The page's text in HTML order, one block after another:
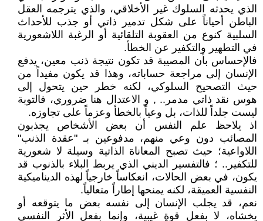
الذي يحدثه السلوك غير الأخلاقي، والذي يترجمه العقل
الباطن أحياناً على شكل تدمير ذاتي أو جذب للأحداث
السلبية كنوع من العقوبة التلقائية أو الرغبة اللاشعورية
في التطهير والتكفير عن الخطأ.
فالإحساس بأن المصيبة قد تكون نتيجة ذنب معين، يدفع
الإنسان إلى مراجعة حساباته، وهذا قد يكون مفيداً من
حيث التصحيح السلوكي، لكنه خطر حين يتحول إلى
هوس نقد ذاتي مدمر.. , و الاعتدال هنا ضروري، فالتوبة
ليست جلداً للذات، بل وعياً بالخطأ وعزماً على تجاوزه.
اذ يلاحظ علم النفس أن بعض الأشخاص يجذبون
المصائب دون وعي منهم، مدفوعين بـ "عقدة الذنب"
اللاواعية؛ حيث تصبح المعاناة الذاتية وسيلة لا شعورية
للتكفير.. ؛ فالتفسير الديني الذي يربط البلاء بالذنوب قد
يكون، في بعض الحالات، انعكاساً خارجياً لهذه الديناميكية
النفسية العميقة، لكنه يمنحها إطاراً متعالياً.
نعم، قد يجلب الإنسان إلى نفسه بعض ما يتوقعه أو
يخشاه، لا بفعل قوةٍ غيبية، وإنما بفعل الأثر النفسي